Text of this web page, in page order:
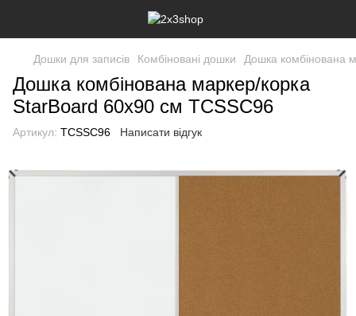
Дошки для записів Комбіновані дошки Дошка комбінована
Дошка комбінована маркер/корка
StarBoard 60х90 см TCSSC96
Артикул: TCSSC96 Написати відгук